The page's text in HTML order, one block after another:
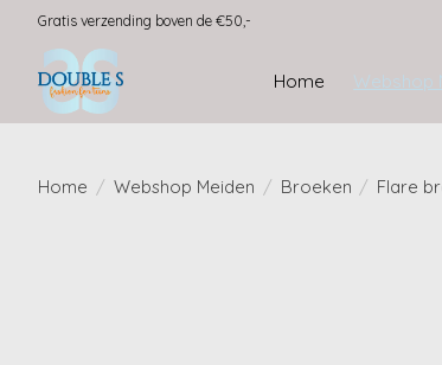
Gratis verzending boven de €50,-
Home Webshop
Home / Webshop Meiden / Broeken / Flare